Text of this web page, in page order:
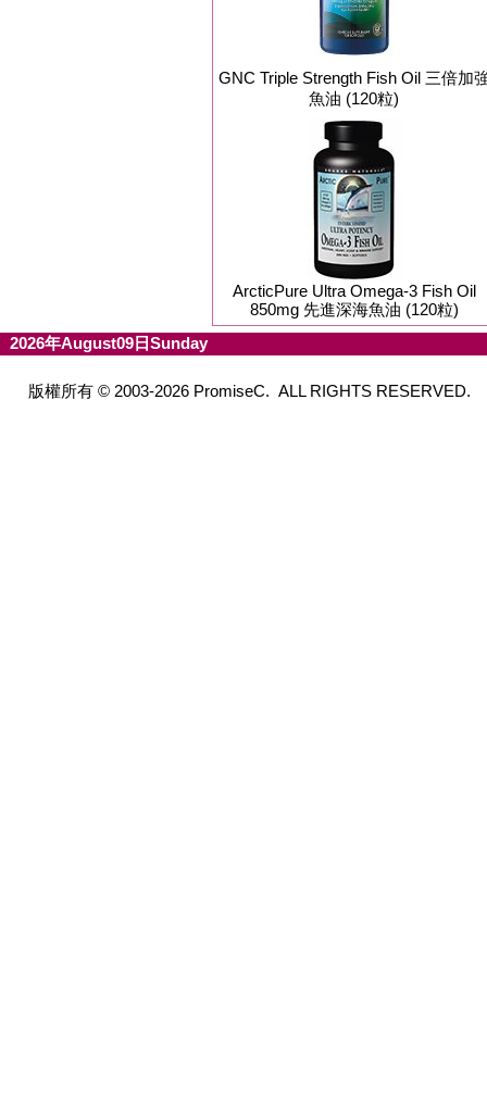
GNC Triple Strength Fish Oil 三倍加
魚油 (120粒)
ArcticPure Ultra Omega-3 Fish Oil
850mg 先進深海魚油 (120粒)
2026年August09日Sunday
版權所有 © 2003-2026 PromiseC. ALL RIGHTS RESERVED.